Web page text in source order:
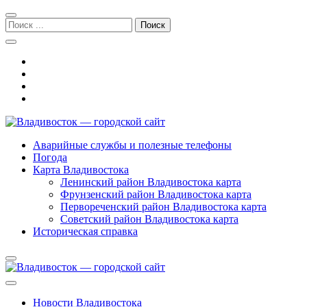
Перейти
к
навигации
Перейти
к
содержимому
Поиск:
Владивосток — городской сайт
Аварийные службы и полезные телефоны
Погода
Карта Владивостока
Ленинский район Владивостока карта
Фрунзенский район Владивостока карта
Первореченский район Владивостока карта
Советский район Владивостока карта
Историческая справка
Новости Владивостока